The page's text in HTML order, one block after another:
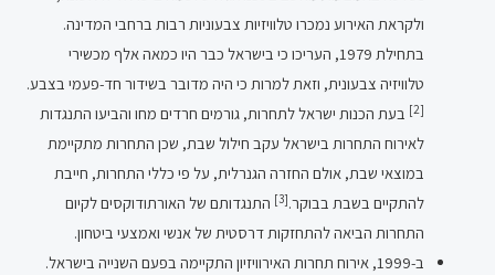
ולקראת האירוע נמכרו טלוויזיות צבעוניות רבות ברחבי המדינה.
בתחילת 1979, העריכו כי בישראל כבר היו כמאה אלף מכשירי
טלוויזיה צבעונית, וזאת למרות כי היה מדובר בשידור חד-פעמי בצבע.
[2]
בעת הכנות ישראל לתחרות, גורמים חרדים מחו והביעו התנגדות
לאירוח התחרות בישראל עקב חילול שבת, שכן התחרות מתקיימת
במוצאי שבת, אולם החזרה הגנרלית, על פי כללי התחרות, חייבת
להתקיים בשבת בבוקר.[3]
התנגדותם של האורתודוקסים לקיום
התחרות הביאה להתחזקות דרסטית של אנשי ואמצעי ביטחון.
ב-1999, אירוח תחרות האירוויזיון התקיימה בפעם השנייה בישראל.